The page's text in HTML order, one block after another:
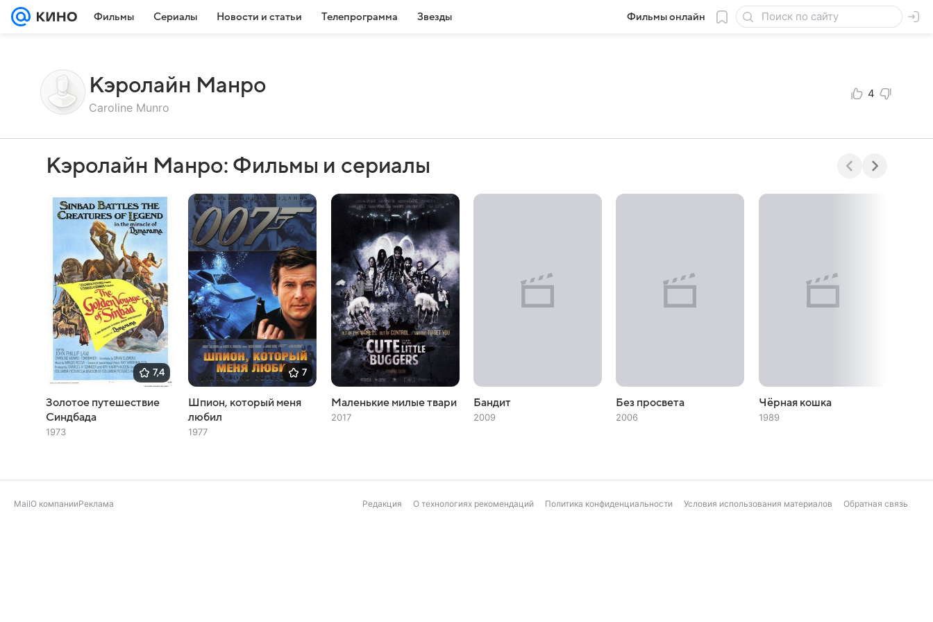
Фильмы Сериалы Новости и статьи Телепрограмма Звезды Фильмы онлайн
Кэролайн Манро
Caroline Munro
4
Кэролайн Манро: Фильмы и сериалы
7,4
Золотое путешествие
Синдбада
1973
7
Шпион, который меня
любил
1977
Маленькие милые твари
2017
Бандит
2009
Без просвета
2006
Чёрная кошка
1989
MailО компанииРеклама Редакция О технологиях рекомендаций Политика конфиденциальности Условия использования материалов Обратная связь